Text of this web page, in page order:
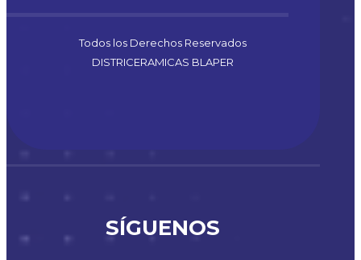
Todos los Derechos Reservados
DISTRICERAMICAS BLAPER
SÍGUENOS